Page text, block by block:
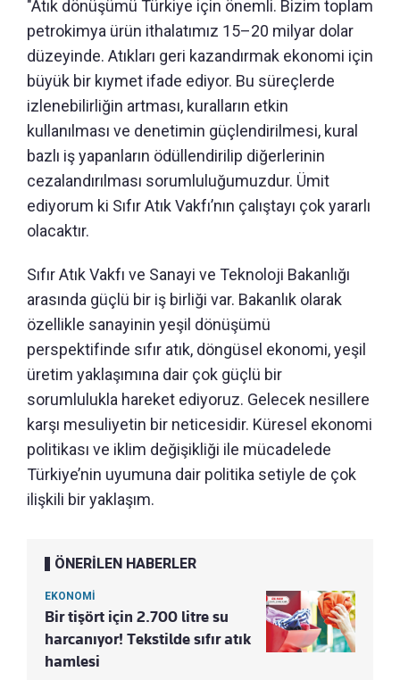
"Atık dönüşümü Türkiye için önemli. Bizim toplam
petrokimya ürün ithalatımız 15–20 milyar dolar
düzeyinde. Atıkları geri kazandırmak ekonomi için
büyük bir kıymet ifade ediyor. Bu süreçlerde
izlenebilirliğin artması, kuralların etkin
kullanılması ve denetimin güçlendirilmesi, kural
bazlı iş yapanların ödüllendirilip diğerlerinin
cezalandırılması sorumluluğumuzdur. Ümit
ediyorum ki Sıfır Atık Vakfı’nın çalıştayı çok yararlı
olacaktır.
Sıfır Atık Vakfı ve Sanayi ve Teknoloji Bakanlığı
arasında güçlü bir iş birliği var. Bakanlık olarak
özellikle sanayinin yeşil dönüşümü
perspektifinde sıfır atık, döngüsel ekonomi, yeşil
üretim yaklaşımına dair çok güçlü bir
sorumlulukla hareket ediyoruz. Gelecek nesillere
karşı mesuliyetin bir neticesidir. Küresel ekonomi
politikası ve iklim değişikliği ile mücadelede
Türkiye’nin uyumuna dair politika setiyle de çok
ilişkili bir yaklaşım.
ÖNERİLEN HABERLER
EKONOMİ
Bir tişört için 2.700 litre su
harcanıyor! Tekstilde sıfır atık
hamlesi